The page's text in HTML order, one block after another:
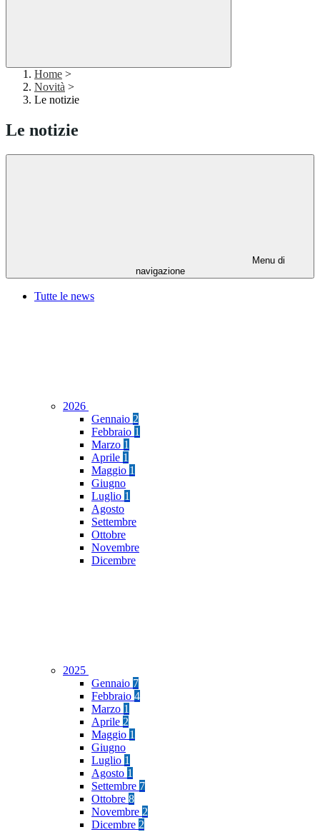
Home >
Novità >
Le notizie
Le notizie
Menu di
navigazione
Tutte le news
2026
Gennaio 2
Febbraio 1
Marzo 1
Aprile 1
Maggio 1
Giugno
Luglio 1
Agosto
Settembre
Ottobre
Novembre
Dicembre
2025
Gennaio 7
Febbraio 4
Marzo 1
Aprile 2
Maggio 1
Giugno
Luglio 1
Agosto 1
Settembre 7
Ottobre 8
Novembre 2
Dicembre 2